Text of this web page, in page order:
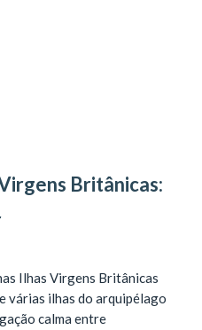
Britânicas:
Ilhas Virgens Britânicas
várias ilhas do arquipélago
calma entre